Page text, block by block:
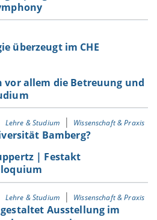
überzeugt im CHE
vor allem die Betreuung und
Lehre & Studium Wissenschaft & Praxis
Bamberg?
| Festakt
Lehre & Studium Wissenschaft & Praxis
Ausstellung im